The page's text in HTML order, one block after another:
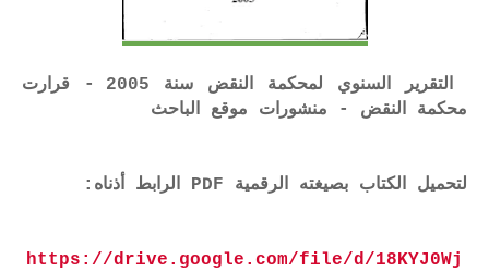
التقرير السنوي لمحكمة النقض سنة 2005 - قرارت
محكمة النقض - منشورات موقع الباحث
لتحميل الكتاب بصيغته الرقمية PDF الرابط أذناه:
https://drive.google.com/file/d/18KYJ0Wj